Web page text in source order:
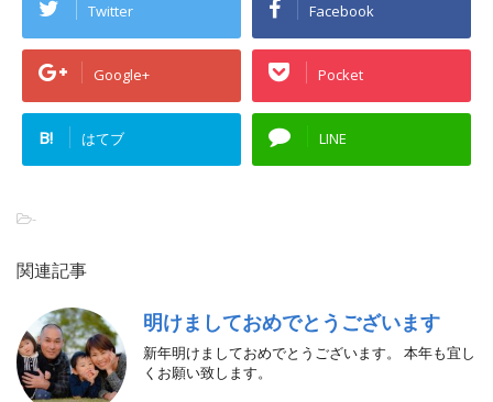
Twitter Facebook
Google+ Pocket
B! はてブ LINE
-
関連記事
明けましておめでとうございます
新年明けましておめでとうございます。 本年も宜し
くお願い致します。